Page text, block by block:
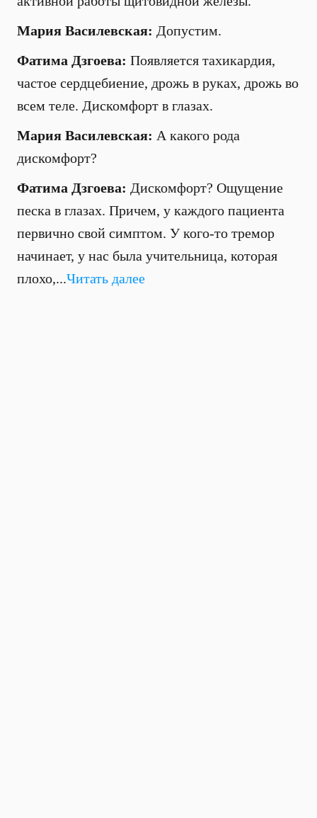
Мария Василевская: Допустим.
Фатима Дзгоева: Появляется тахикардия,
частое сердцебиение, дрожь в руках, дрожь во
всем теле. Дискомфорт в глазах.
Мария Василевская: А какого рода
дискомфорт?
Фатима Дзгоева: Дискомфорт? Ощущение
песка в глазах. Причем, у каждого пациента
первично свой симптом. У кого-то тремор
начинает, у нас была учительница, которая
плохо,...Читать далее